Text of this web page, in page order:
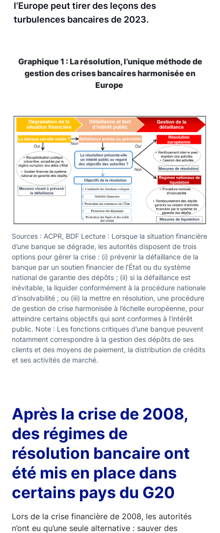
l’Europe peut tirer des leçons des
turbulences bancaires de 2023.
Graphique 1 : La résolution, l’unique méthode de
gestion des crises bancaires harmonisée en
Europe
Sources : ACPR, BDF Lecture : Lorsque la situation financière
d’une banque se dégrade, les autorités disposent de trois
options pour gérer la crise : (i) prévenir la défaillance de la
banque par un soutien financier de l’État ou du système
national de garantie des dépôts ; (ii) si la défaillance est
inévitable, la liquider conformément à la procédure nationale
d’insolvabilité ; ou (iii) la mettre en résolution, une procédure
de gestion de crise harmonisée à l’échelle européenne, pour
atteindre certains objectifs qui sont conformes à l’intérêt
public. Note : Les fonctions critiques d’une banque peuvent
notamment correspondre à la gestion des dépôts de ses
clients et des moyens de paiement, la distribution de crédits
et ses activités de marché.
Après la crise de 2008,
des régimes de
résolution bancaire ont
été mis en place dans
certains pays du G20
Lors de la crise financière de 2008, les autorités
n’ont eu qu’une seule alternative : sauver des